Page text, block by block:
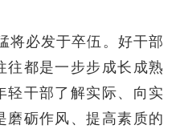
必发于卒伍。好干部
往都是一步步成长成熟
轻干部了解实际、向实
磨砺作风、提高素质的